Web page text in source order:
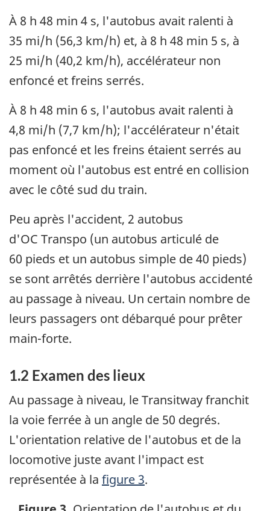
À 8 h 48 min 4 s, l'autobus avait ralenti à
35 mi/h (56,3 km/h) et, à 8 h 48 min 5 s, à
25 mi/h (40,2 km/h), accélérateur non
enfoncé et freins serrés.
À 8 h 48 min 6 s, l'autobus avait ralenti à
4,8 mi/h (7,7 km/h); l'accélérateur n'était
pas enfoncé et les freins étaient serrés au
moment où l'autobus est entré en collision
avec le côté sud du train.
Peu après l'accident, 2 autobus
d'OC Transpo (un autobus articulé de
60 pieds et un autobus simple de 40 pieds)
se sont arrêtés derrière l'autobus accidenté
au passage à niveau. Un certain nombre de
leurs passagers ont débarqué pour prêter
main-forte.
1.2 Examen des lieux
Au passage à niveau, le Transitway franchit
la voie ferrée à un angle de 50 degrés.
L'orientation relative de l'autobus et de la
locomotive juste avant l'impact est
représentée à la figure 3.